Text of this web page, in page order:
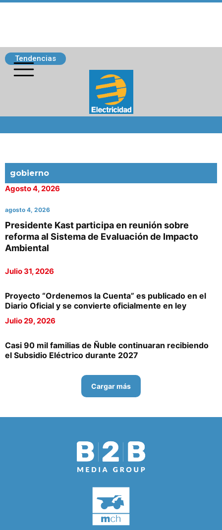
Tendencias
gobierno
Agosto 4, 2026
agosto 4, 2026
Presidente Kast participa en reunión sobre
reforma al Sistema de Evaluación de Impacto
Ambiental
Julio 31, 2026
Proyecto “Ordenemos la Cuenta” es publicado en el
Diario Oficial y se convierte oficialmente en ley
Julio 29, 2026
Casi 90 mil familias de Ñuble continuaran recibiendo
el Subsidio Eléctrico durante 2027
Cargar más